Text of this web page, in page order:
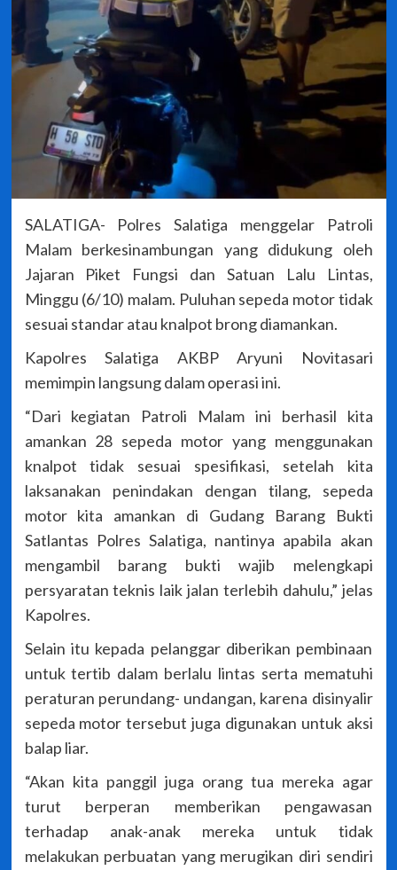
SALATIGA- Polres Salatiga menggelar Patroli
Malam berkesinambungan yang didukung oleh
Jajaran Piket Fungsi dan Satuan Lalu Lintas,
Minggu (6/10) malam. Puluhan sepeda motor tidak
sesuai standar atau knalpot brong diamankan.
Kapolres Salatiga AKBP Aryuni Novitasari
memimpin langsung dalam operasi ini.
“Dari kegiatan Patroli Malam ini berhasil kita
amankan 28 sepeda motor yang menggunakan
knalpot tidak sesuai spesifikasi, setelah kita
laksanakan penindakan dengan tilang, sepeda
motor kita amankan di Gudang Barang Bukti
Satlantas Polres Salatiga, nantinya apabila akan
mengambil barang bukti wajib melengkapi
persyaratan teknis laik jalan terlebih dahulu,” jelas
Kapolres.
Selain itu kepada pelanggar diberikan pembinaan
untuk tertib dalam berlalu lintas serta mematuhi
peraturan perundang- undangan, karena disinyalir
sepeda motor tersebut juga digunakan untuk aksi
balap liar.
“Akan kita panggil juga orang tua mereka agar
turut berperan memberikan pengawasan
terhadap anak-anak mereka untuk tidak
melakukan perbuatan yang merugikan diri sendiri